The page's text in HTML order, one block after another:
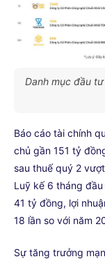
Danh mục đầu
Báo cáo tài chính
chủ gần 151 tỷ
sau thuế quý 2
Luỹ kế 6 tháng
41 tỷ đồng, lợi
18 lần so với năm
Sự tăng trưởng